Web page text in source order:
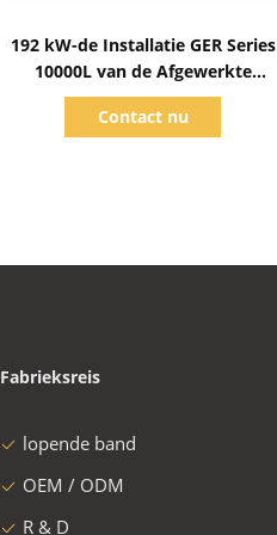
192 kW-de Installatie GER Series
10000L van de Afgewerkte
olieregeneratie/h-Precisiefiltratie
Contact nu
Fabrieksreis
lopende band
OEM / ODM
R & D